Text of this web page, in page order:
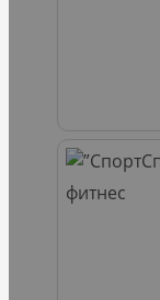
фитнес